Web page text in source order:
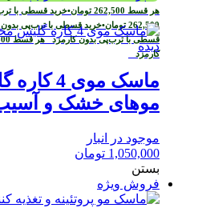
هر قسط 262,500 تومان•خرید قسطی با
262,500 تومان•خرید قسطی با ترب‌پی بدون
قسطی با ترب‌پی بدون کارمزدهر قسط
کارمزد
ماسک
موهای خشک و
موجود در انبار
1,050,000 تومان
بستن
فروش ویژه